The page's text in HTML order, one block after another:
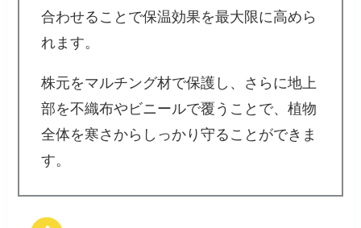
合わせることで保温効果を最大限に高めら
れます。
株元をマルチング材で保護し、さらに地上
部を不織布やビニールで覆うことで、植物
全体を寒さからしっかり守ることができま
す。